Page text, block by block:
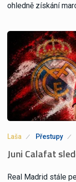
ohledně získání
Laša Přestupy
Juni Calafat
Real Madrid stále